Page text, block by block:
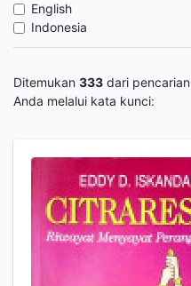
English
Indonesia
Ditemukan 333 dari pencarian
Anda melalui kata kunci: